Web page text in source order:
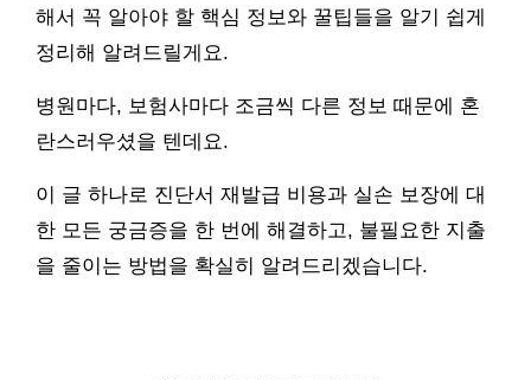
해서 꼭 알아야 할 핵심 정보와 꿀팁들을 알기 쉽게
정리해 알려드릴게요.
병원마다, 보험사마다 조금씩 다른 정보 때문에 혼
란스러우셨을 텐데요.
이 글 하나로 진단서 재발급 비용과 실손 보장에 대
한 모든 궁금증을 한 번에 해결하고, 불필요한 지출
을 줄이는 방법을 확실히 알려드리겠습니다.